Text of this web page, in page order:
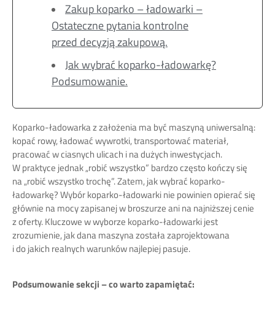
Zakup koparko – ładowarki –
Ostateczne pytania kontrolne
przed decyzją zakupową.
Jak wybrać koparko-ładowarkę?
Podsumowanie.
Koparko-ładowarka z założenia ma być maszyną uniwersalną:
kopać rowy, ładować wywrotki, transportować materiał,
pracować w ciasnych ulicach i na dużych inwestycjach.
W praktyce jednak „robić wszystko” bardzo często kończy się
na „robić wszystko trochę”. Zatem, jak wybrać koparko-
ładowarkę? Wybór koparko-ładowarki nie powinien opierać się
głównie na mocy zapisanej w broszurze ani na najniższej cenie
z oferty. Kluczowe w wyborze koparko-ładowarki jest
zrozumienie, jak dana maszyna została zaprojektowana
i do jakich realnych warunków najlepiej pasuje.
Podsumowanie sekcji – co warto zapamiętać: